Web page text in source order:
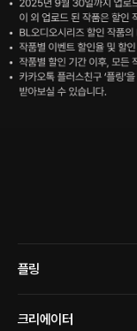
플링
크리에이터